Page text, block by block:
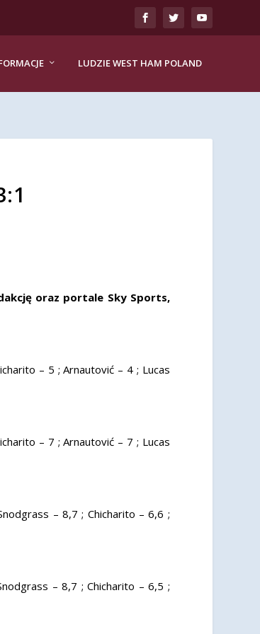
LUDZIE WEST HAM POLAND
oraz portale Sky Sports,
– 5 ; Arnautović – 4 ; Lucas
– 7 ; Arnautović – 7 ; Lucas
– 8,7 ; Chicharito – 6,6 ;
– 8,7 ; Chicharito – 6,5 ;